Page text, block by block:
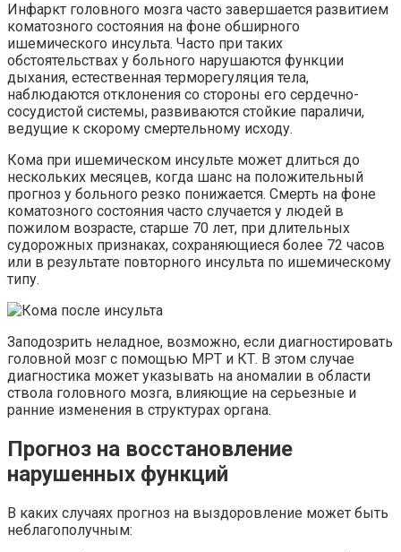
Инфаркт головного мозга часто завершается развитием
коматозного состояния на фоне обширного
ишемического инсульта. Часто при таких
обстоятельствах у больного нарушаются функции
дыхания, естественная терморегуляция тела,
наблюдаются отклонения со стороны его сердечно-
сосудистой системы, развиваются стойкие параличи,
ведущие к скорому смертельному исходу.
Кома при ишемическом инсульте может длиться до
нескольких месяцев, когда шанс на положительный
прогноз у больного резко понижается. Смерть на фоне
коматозного состояния часто случается у людей в
пожилом возрасте, старше 70 лет, при длительных
судорожных признаках, сохраняющиеся более 72 часов
или в результате повторного инсульта по ишемическому
типу.
Заподозрить неладное, возможно, если диагностировать
головной мозг с помощью МРТ и КТ. В этом случае
диагностика может указывать на аномалии в области
ствола головного мозга, влияющие на серьезные и
ранние изменения в структурах органа.
Прогноз на восстановление
нарушенных функций
В каких случаях прогноз на выздоровление может быть
неблагополучным: